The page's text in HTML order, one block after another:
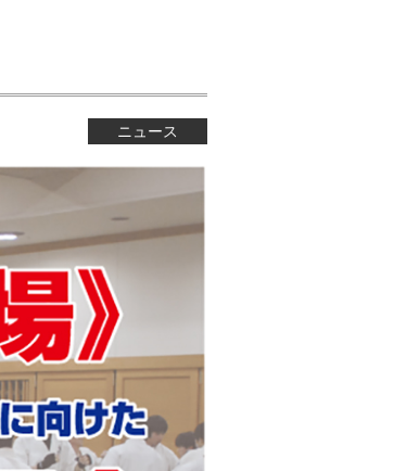
ニュース